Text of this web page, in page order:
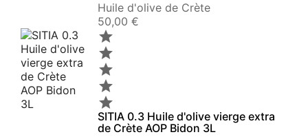
Huile d'olive de Crète
50,00 €





SITIA 0.3 Huile d'olive vierge extra
de Crète AOP Bidon 3L